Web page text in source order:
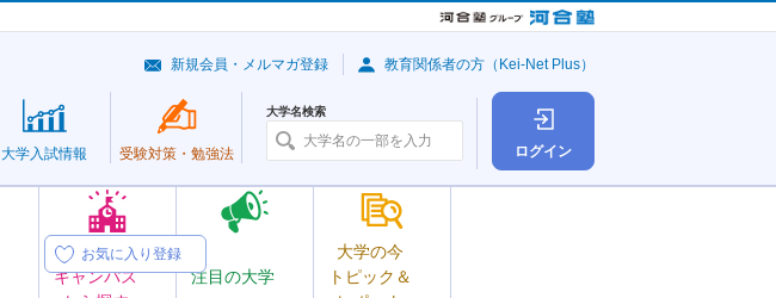
ログイン
オープン
キャンパス
注目の大学
大学の今
トピック＆
大学入試情報 受験対策・ 勉強法
大学名検索
新規会員・メルマガ登録 教育関係者の方（Kei-Net Plus）
お気に入り登録